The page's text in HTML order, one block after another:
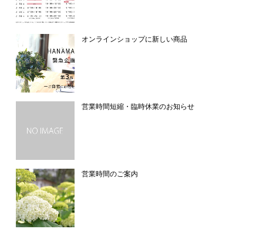
オンラインショップに新しい商品
営業時間短縮・臨時休業のお知らせ
営業時間のご案内